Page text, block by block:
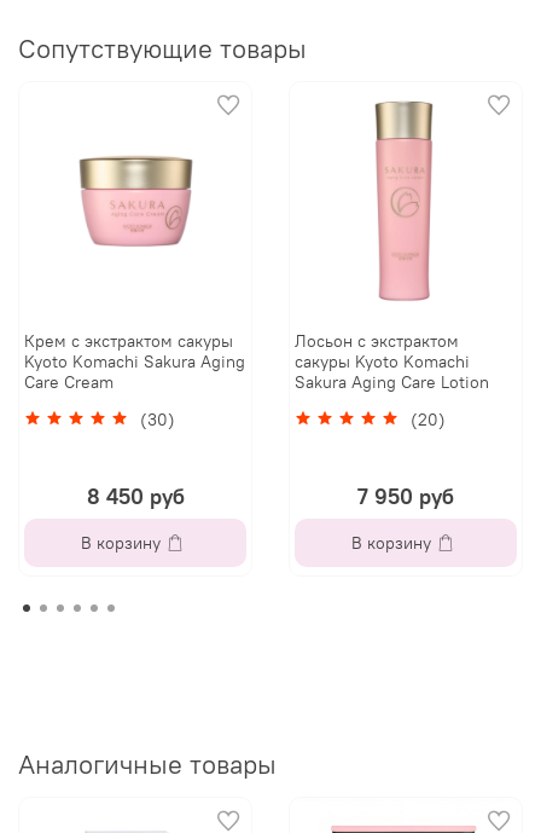
Сопутствующие товары
Крем с экстрактом сакуры
Kyoto Komachi Sakura Aging
Care Cream
(30)
8 450 руб
В корзину
Лосьон с экстрактом
сакуры Kyoto Komachi
Sakura Aging Care Lotion
(20)
7 950 руб
В корзину
Аналогичные товары